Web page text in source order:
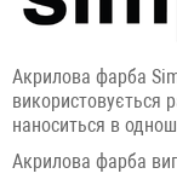
Акрилова фарба
використовується
наноситься в
Акрилова фарба